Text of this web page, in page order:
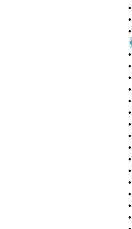
•
•
•
•
•
•
•
•
•
•
•
•
•
•
•
•
•
•